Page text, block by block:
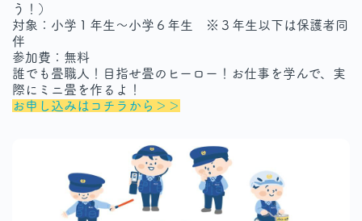
う！）
対象：小学１年生～小学６年生 ※３年生以下は保護者同
伴
参加費：無料
誰でも畳職人！目指せ畳のヒーロー！お仕事を学んで、実
際にミニ畳を作るよ！
お申し込みはコチラから＞＞